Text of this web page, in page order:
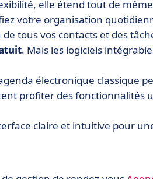
elle étend tout de
votre organisation
tous vos contacts et des
. Mais les logiciels
électronique classique
profiter des fonctionnalités
claire et intuitive pour